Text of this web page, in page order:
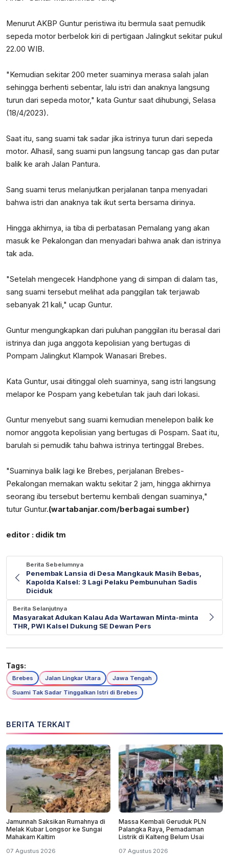
Menurut AKBP Guntur peristiwa itu bermula saat pemudik
sepeda motor berbelok kiri di pertigaan Jalingkut sekitar pukul
22.00 WIB.
"Kemudian sekitar 200 meter suaminya merasa salah jalan
sehingga berhenti sebentar, lalu istri dan anaknya langsung
turun dari sepeda motor," kata Guntur saat dihubungi, Selasa
(18/4/2023).
Saat itu, sang suami tak sadar jika istrinya turun dari sepeda
motor. Alhasil, sang suami pun langsung tancap gas dan putar
balik ke arah Jalan Pantura.
Sang suami terus melanjutkan perjalanan tanpa menyadari
bahwa istri dan anaknya tak ikut serta bersama dirinya.
Hingga akhirnya, ia tiba di perbatasan Pemalang yang akan
masuk ke Pekalongan dan menyadari bahwa anak dan istrinya
tak ada.
"Setelah mengecek Handphone yang di simpan di dalam tas,
sang suami tersebut melihat ada panggilan tak terjawab
sebanyak 21 kali," ucap Guntur.
Guntur mengungkapkan dari puluhan panggilan itu berasal dari
istrinya dan juga anggota kepolisian yang bertugas di
Pompam Jalingkut Klampok Wanasari Brebes.
Kata Guntur, usai ditinggal oleh suaminya, sang istri langsung
melapor ke Pospam yang kebetulan tak jauh dari lokasi.
Guntur menyebut sang suami kemudian menelepon balik ke
nomor anggota kepolisian yang bertugas di Pospam. Saat itu,
barulah si pemudik tahu bahwa istrinya tertinggal Brebes.
"Suaminya balik lagi ke Brebes, perjalanan Brebes-
Pekalongan memakan waktu sekitar 2 jam, hingga akhirnya
seorang ibu tersebut bertemu kembali dengan suaminya,"
tutur Guntur.(wartabanjar.com/berbagai sumber)
editor : didik tm
Berita Sebelumnya
Penembak Lansia di Desa Mangkauk Masih Bebas,
Kapolda Kalsel: 3 Lagi Pelaku Pembunuhan Sadis
Diciduk
Berita Selanjutnya
Masyarakat Adukan Kalau Ada Wartawan Minta-minta
THR, PWI Kalsel Dukung SE Dewan Pers
Tags:
Brebes Jalan Lingkar Utara
Jawa Tengah
Suami Tak Sadar Tinggalkan Istri di Brebes
BERITA TERKAIT
Jamunnah Saksikan Rumahnya di
Melak Kubar Longsor ke Sungai
Mahakam Kaltim
07 Agustus 2026
Massa Kembali Geruduk PLN
Palangka Raya, Pemadaman
Listrik di Kalteng Belum Usai
07 Agustus 2026